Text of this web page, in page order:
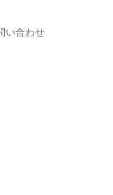
い合わせ